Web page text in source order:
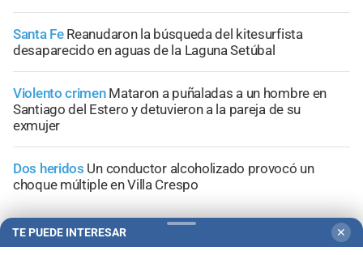
Santa Fe Reanudaron la búsqueda del kitesurfista
desaparecido en aguas de la Laguna Setúbal
Violento crimen Mataron a puñaladas a un hombre en
Santiago del Estero y detuvieron a la pareja de su
exmujer
Dos heridos Un conductor alcoholizado provocó un
choque múltiple en Villa Crespo
TE PUEDE INTERESAR ✕